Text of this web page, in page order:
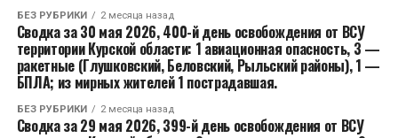
БЕЗ РУБРИКИ 2 месяца назад
Сводка за 30 мая 2026, 400-й день освобождения от ВСУ
территории Курской области: 1 авиационная опасность, 3 —
ракетные (Глушковский, Беловский, Рыльский районы), 1 —
БПЛА; из мирных жителей 1 пострадавшая.
БЕЗ РУБРИКИ 2 месяца назад
Сводка за 29 мая 2026, 399-й день освобождения от ВСУ